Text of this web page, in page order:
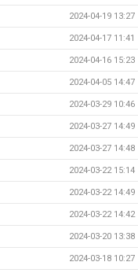
2024-04-19 13:27
2024-04-17 11:41
2024-04-16 15:23
2024-04-05 14:47
2024-03-29 10:46
2024-03-27 14:49
2024-03-27 14:48
2024-03-22 15:14
2024-03-22 14:49
2024-03-22 14:42
2024-03-20 13:38
2024-03-18 10:27